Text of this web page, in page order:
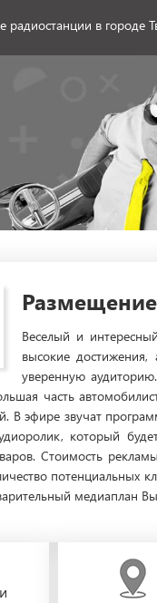
радиостанции в городе
Веселый и
высокие
уверенную
часть
В эфире звучат
который
Стоимость
потенциальных
медиаплан